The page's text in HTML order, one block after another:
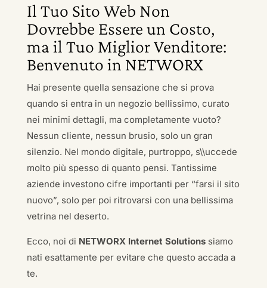
Il Tuo Sito Web Non
Dovrebbe Essere un Costo,
ma il Tuo Miglior Venditore:
Benvenuto in NETWORX
Hai presente quella sensazione che si prova
quando si entra in un negozio bellissimo, curato
nei minimi dettagli, ma completamente vuoto?
Nessun cliente, nessun brusio, solo un gran
silenzio. Nel mondo digitale, purtroppo, s\\uccede
molto più spesso di quanto pensi. Tantissime
aziende investono cifre importanti per “farsi il sito
nuovo”, solo per poi ritrovarsi con una bellissima
vetrina nel deserto.
Ecco, noi di NETWORX Internet Solutionssiamo
nati esattamente per evitare che questo accada a
te.